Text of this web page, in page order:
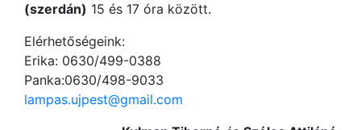
(szerdán) 15 és 17 óra között.
Elérhetőségeink:
Erika: 0630/499-0388
Panka:0630/498-9033
lampas.ujpest@gmail.com